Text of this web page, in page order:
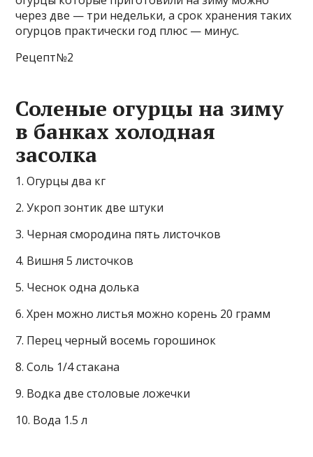
через две — три недельки, а срок хранения таких
огурцов практически год плюс — минус.
Рецепт№2
Соленые огурцы на зиму
в банках холодная
засолка
1. Огурцы два кг
2. Укроп зонтик две штуки
3. Черная смородина пять листочков
4. Вишня 5 листочков
5. Чеснок одна долька
6. Хрен можно листья можно корень 20 грамм
7. Перец черный восемь горошинок
8. Соль 1/4 стакана
9. Водка две столовые ложечки
10. Вода 1.5 л